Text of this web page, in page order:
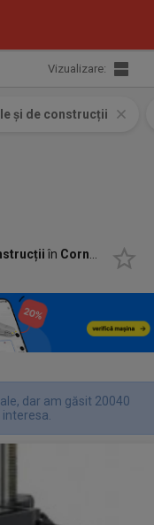
Vizualizare:
și de construcții
în Cornereva, Caras-Severin
dar am găsit 20040